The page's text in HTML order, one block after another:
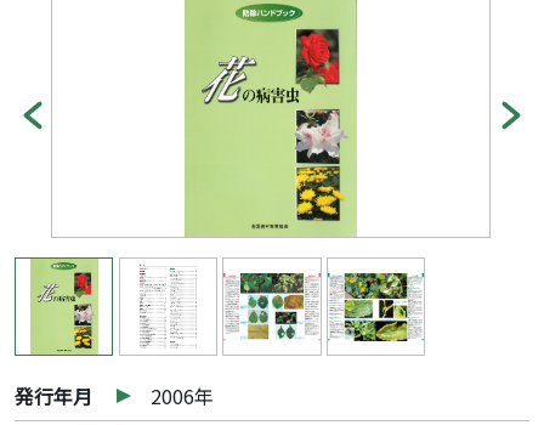
発行年月
2006年